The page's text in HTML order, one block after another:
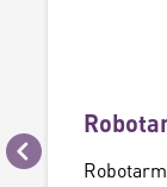
Vorige